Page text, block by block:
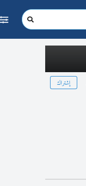
إشتراك